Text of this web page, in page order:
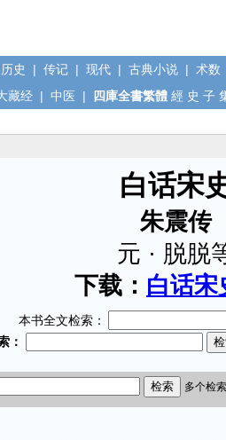
历史 | 传记 | 现代 | 古典小说 | 术数
藏经 | 中医 | 四庫全書繁體 經 史 子
白话宋
朱震传
元 · 脱脱
下载： 白话
本书全文检索：